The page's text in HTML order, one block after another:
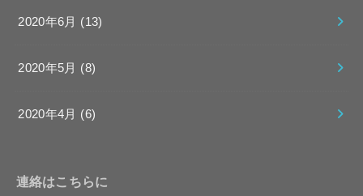
2020年6月 (13)
2020年5月 (8)
2020年4月 (6)
連絡はこちらに